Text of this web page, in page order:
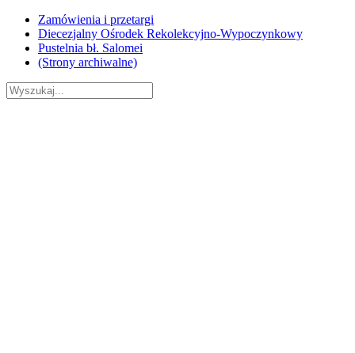
Skip
content
Zamówienia i przetargi
Diecezjalny Ośrodek Rekolekcyjno-Wypoczynkowy
Pustelnia bł. Salomei
(Strony archiwalne)